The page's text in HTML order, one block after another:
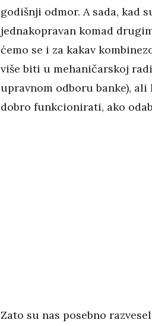
godišnji odmor. A sada, kad
jednakopravan komad
ćemo se i za kakav
više biti u mehaničarskoj
upravnom odboru banke),
dobro funkcionirati, ako
Zato su nas posebno